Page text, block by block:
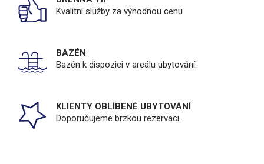
Kvalitní služby za výhodnou cenu.
BAZÉN
Bazén k dispozici v areálu ubytování.
KLIENTY OBLÍBENÉ UBYTOVÁNÍ
Doporučujeme brzkou rezervaci.